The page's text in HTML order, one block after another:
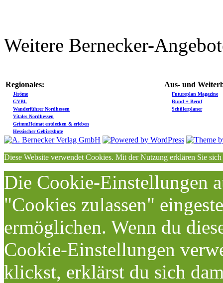
Weitere Bernecker-
Regionales: Aus- und
Jérôme
Futureplan Magazine
GVBl.
Bund + Beruf
Wanderführer Nordhessen
Schülerplaner
Vitales Nordhessen
GrimmHeimat entdecken & erleben
Hessischer Gebirgsbote
Diese Website verwendet Cookies. Mit der Nutzung erklären Sie
Die Cookie-Einstellungen
"Cookies zulassen"
ermöglichen. Wenn du
Cookie-Einstellungen
klickst, erklärst du sich